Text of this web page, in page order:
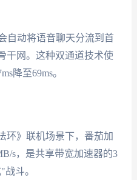
自动将语音聊天分流到首
干网。这种双通道技术使
降至69ms。
环》联机场景下，番茄加
s，是共享带宽加速器的3
斗。